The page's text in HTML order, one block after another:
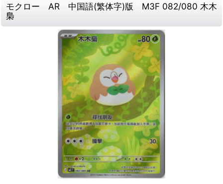
モクロー AR 中国語(繁体字)版 M3F 082/080 木木
梟